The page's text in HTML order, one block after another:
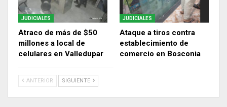
JUDICIALES
Atraco de más de $50
millones a local de
celulares en Valledupar
JUDICIALES
Ataque a tiros contra
establecimiento de
comercio en Bosconia
ANTERIOR SIGUIENTE